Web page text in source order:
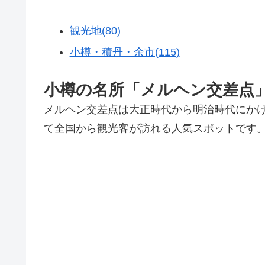
観光地(80)
小樽・積丹・余市(115)
小樽の名所「メルヘン交差点
メルヘン交差点は大正時代から明治時代にか
て全国から観光客が訪れる人気スポットです